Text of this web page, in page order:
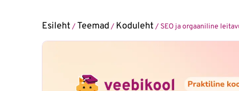
Esileht / Teemad / Koduleht / SEO ja orgaaniline